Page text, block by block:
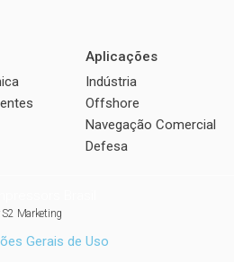
Aplicações
Indústria
Offshore
Navegação Comercial
Defesa
S2 Marketing
Gerais de Uso